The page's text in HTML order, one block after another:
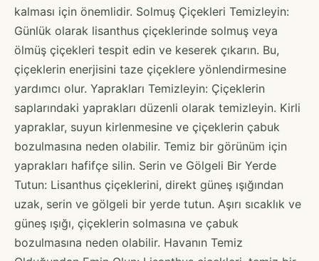
kalması için önemlidir. Solmuş Çiçekleri Temizleyin:
Günlük olarak lisanthus çiçeklerinde solmuş veya
ölmüş çiçekleri tespit edin ve keserek çıkarın. Bu,
çiçeklerin enerjisini taze çiçeklere yönlendirmesine
yardımcı olur. Yaprakları Temizleyin: Çiçeklerin
saplarındaki yaprakları düzenli olarak temizleyin. Kirli
yapraklar, suyun kirlenmesine ve çiçeklerin çabuk
bozulmasına neden olabilir. Temiz bir görünüm için
yaprakları hafifçe silin. Serin ve Gölgeli Bir Yerde
Tutun: Lisanthus çiçeklerini, direkt güneş ışığından
uzak, serin ve gölgeli bir yerde tutun. Aşırı sıcaklık ve
güneş ışığı, çiçeklerin solmasına ve çabuk
bozulmasına neden olabilir. Havanın Temiz